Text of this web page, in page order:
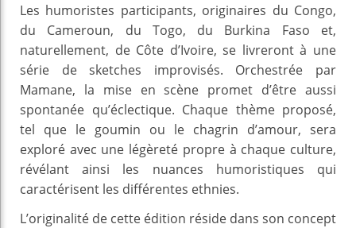
Les humoristes participants, originaires du Congo,
du Cameroun, du Togo, du Burkina Faso et,
naturellement, de Côte d’Ivoire, se livreront à une
série de sketches improvisés. Orchestrée par
Mamane, la mise en scène promet d’être aussi
spontanée qu’éclectique. Chaque thème proposé,
tel que le goumin ou le chagrin d’amour, sera
exploré avec une légèreté propre à chaque culture,
révélant ainsi les nuances humoristiques qui
caractérisent les différentes ethnies.
L’originalité de cette édition réside dans son concept